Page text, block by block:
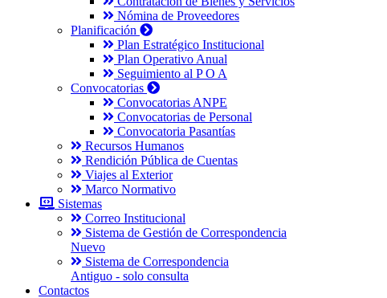
Nómina de Proveedores
Planificación
Plan Estratégico Institucional
Plan Operativo Anual
Seguimiento al P O A
Convocatorias
Convocatorias ANPE
Convocatorias de Personal
Convocatoria Pasantías
Recursos Humanos
Rendición Pública de Cuentas
Viajes al Exterior
Marco Normativo
Sistemas
Correo Institucional
Sistema de Gestión de Correspondencia
Nuevo
Sistema de Correspondencia
Antiguo - solo consulta
Contactos